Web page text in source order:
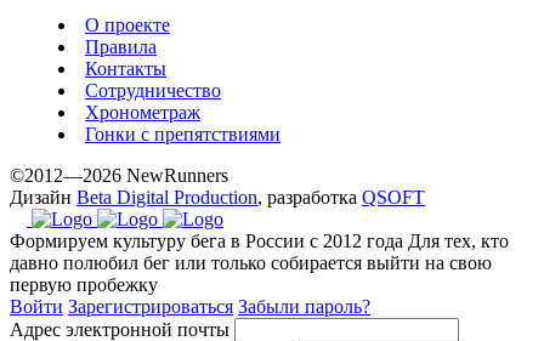
О проекте
Правила
Контакты
Сотрудничество
Хронометраж
Гонки с препятствиями
©2012—2026 NewRunners
Дизайн Beta Digital Production, разработка QSOFT
Формируем культуру бега в России с 2012 года Для тех, кто
давно полюбил бег или только собирается выйти на свою
первую пробежку
Войти Зарегистрироваться Забыли пароль?
Адрес электронной почты